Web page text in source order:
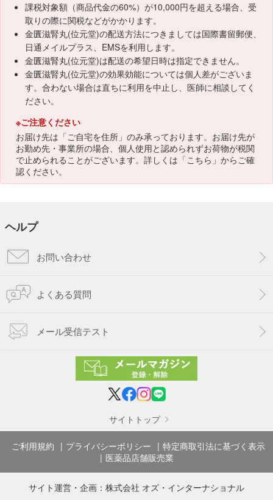
課税対象額（商品代金の60%）が10,000円を超える場合、受
取りの際に関税などがかかります。
金匱滋腎丸(位元堂)の配送方法につきましては国際書留郵便、
日通メイルプラス、EMSを利用します。
金匱滋腎丸(位元堂)は配送の希望日時は指定できません。
金匱滋腎丸(位元堂)の効果効能については個人差がございま
す。合わない場合は直ちに利用を中止し、医師に相談してく
ださい。
※ご注意ください
お届け先は「ご自宅を住所」のみ承っております。お届け先が
お勤め先・事業所の場合、個人使用と認められずお荷物が税関
で止められることがございます。詳しくは「こちら 」からご確
認ください。
ヘルプ
お問い合わせ
よくある質問
メール受信テスト
サイトトップ
ご利用規約 プライバシーポリシー
特定商取引法に基づく表示
医薬品店舗販売業
サイト運営・企画： 株式会社 オズ・インターナショナル